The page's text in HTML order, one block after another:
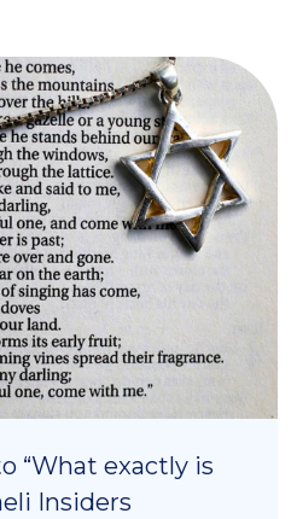
“What exactly is
Insiders